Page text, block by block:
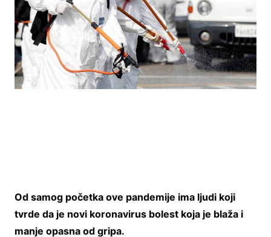
Od samog početka ove pandemije ima ljudi koji
tvrde da je novi koronavirus bolest koja je blaža i
manje opasna od gripa.